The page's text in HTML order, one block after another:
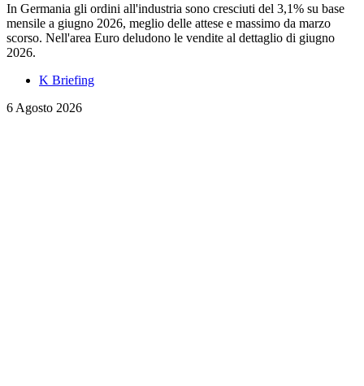
In Germania gli ordini all'industria sono cresciuti del 3,1% su base
mensile a giugno 2026, meglio delle attese e massimo da marzo
scorso. Nell'area Euro deludono le vendite al dettaglio di giugno
2026.
K Briefing
6 Agosto 2026